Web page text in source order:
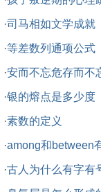
·司马相如文学成就
·等差数列通项公式
·安而不忘危存而不
·银的熔点是多少度
·素数的定义
·among和between
·古人为什么有字有